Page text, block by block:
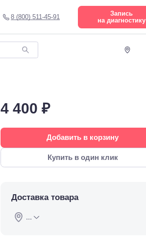
8 (800) 511-45-91
Запись
на диагностику
4 400 ₽
Добавить в корзину
Купить в один клик
Доставка товара
...